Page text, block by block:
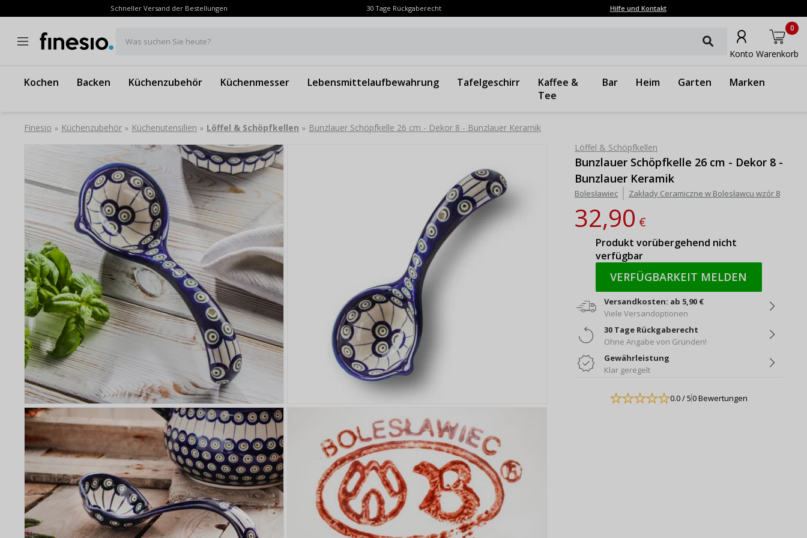
Schneller Versand der Bestellungen 30 Tage Rückgaberecht Hilfe und Kontakt
Was suchen Sie heute?
Konto Warenkorb
0
Kochen Backen Küchenzubehör Küchenmesser Lebensmittelaufbewahrung Tafelgeschirr
Kaffee &
Tee
Bar Heim Garten Marken
Finesio » Küchenzubehör » Küchenutensilien » Löffel & Schöpfkellen » Bunzlauer Schöpfkelle 26 cm - Dekor 8 - Bunzlauer Keramik
Löffel & Schöpfkellen
Bunzlauer Schöpfkelle 26 cm - Dekor 8 -
Bunzlauer Keramik
Bolesławiec Zakłady Ceramiczne w Bolesławcu wzór 8
32,90€
Produkt vorübergehend nicht
verfügbar
VERFÜGBARKEIT MELDEN
Versandkosten: ab 5,90 €
Viele Versandoptionen
30 Tage Rückgaberecht
Ohne Angabe von Gründen!
Gewährleistung
Klar geregelt
0.0/ 50 Bewertungen